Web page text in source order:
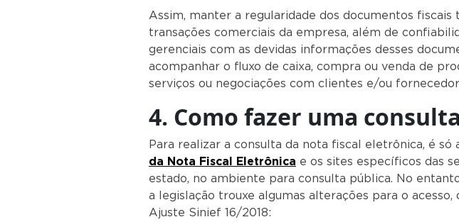
Assim, manter a regularidade dos documentos fiscais
transações comerciais da empresa, além de
gerenciais com as devidas informações desses
acompanhar o fluxo de caixa, compra ou venda de
serviços ou negociações com clientes e/ou
4. Como fazer uma
Para realizar a consulta da nota fiscal eletrônica, é só
da Nota Fiscal Eletrônica e os sites específicos das
estado, no ambiente para consulta pública. No
a legislação trouxe algumas alterações para o
Ajuste Sinief 16/